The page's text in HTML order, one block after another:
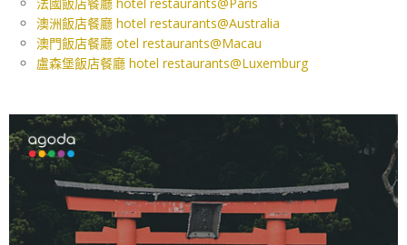
澳洲飯店餐廳 hotel restaurants@Australia
澳門飯店餐廳 otel restaurants@Macau
盧森堡飯店餐廳 hotel restaurants@Luxemburg